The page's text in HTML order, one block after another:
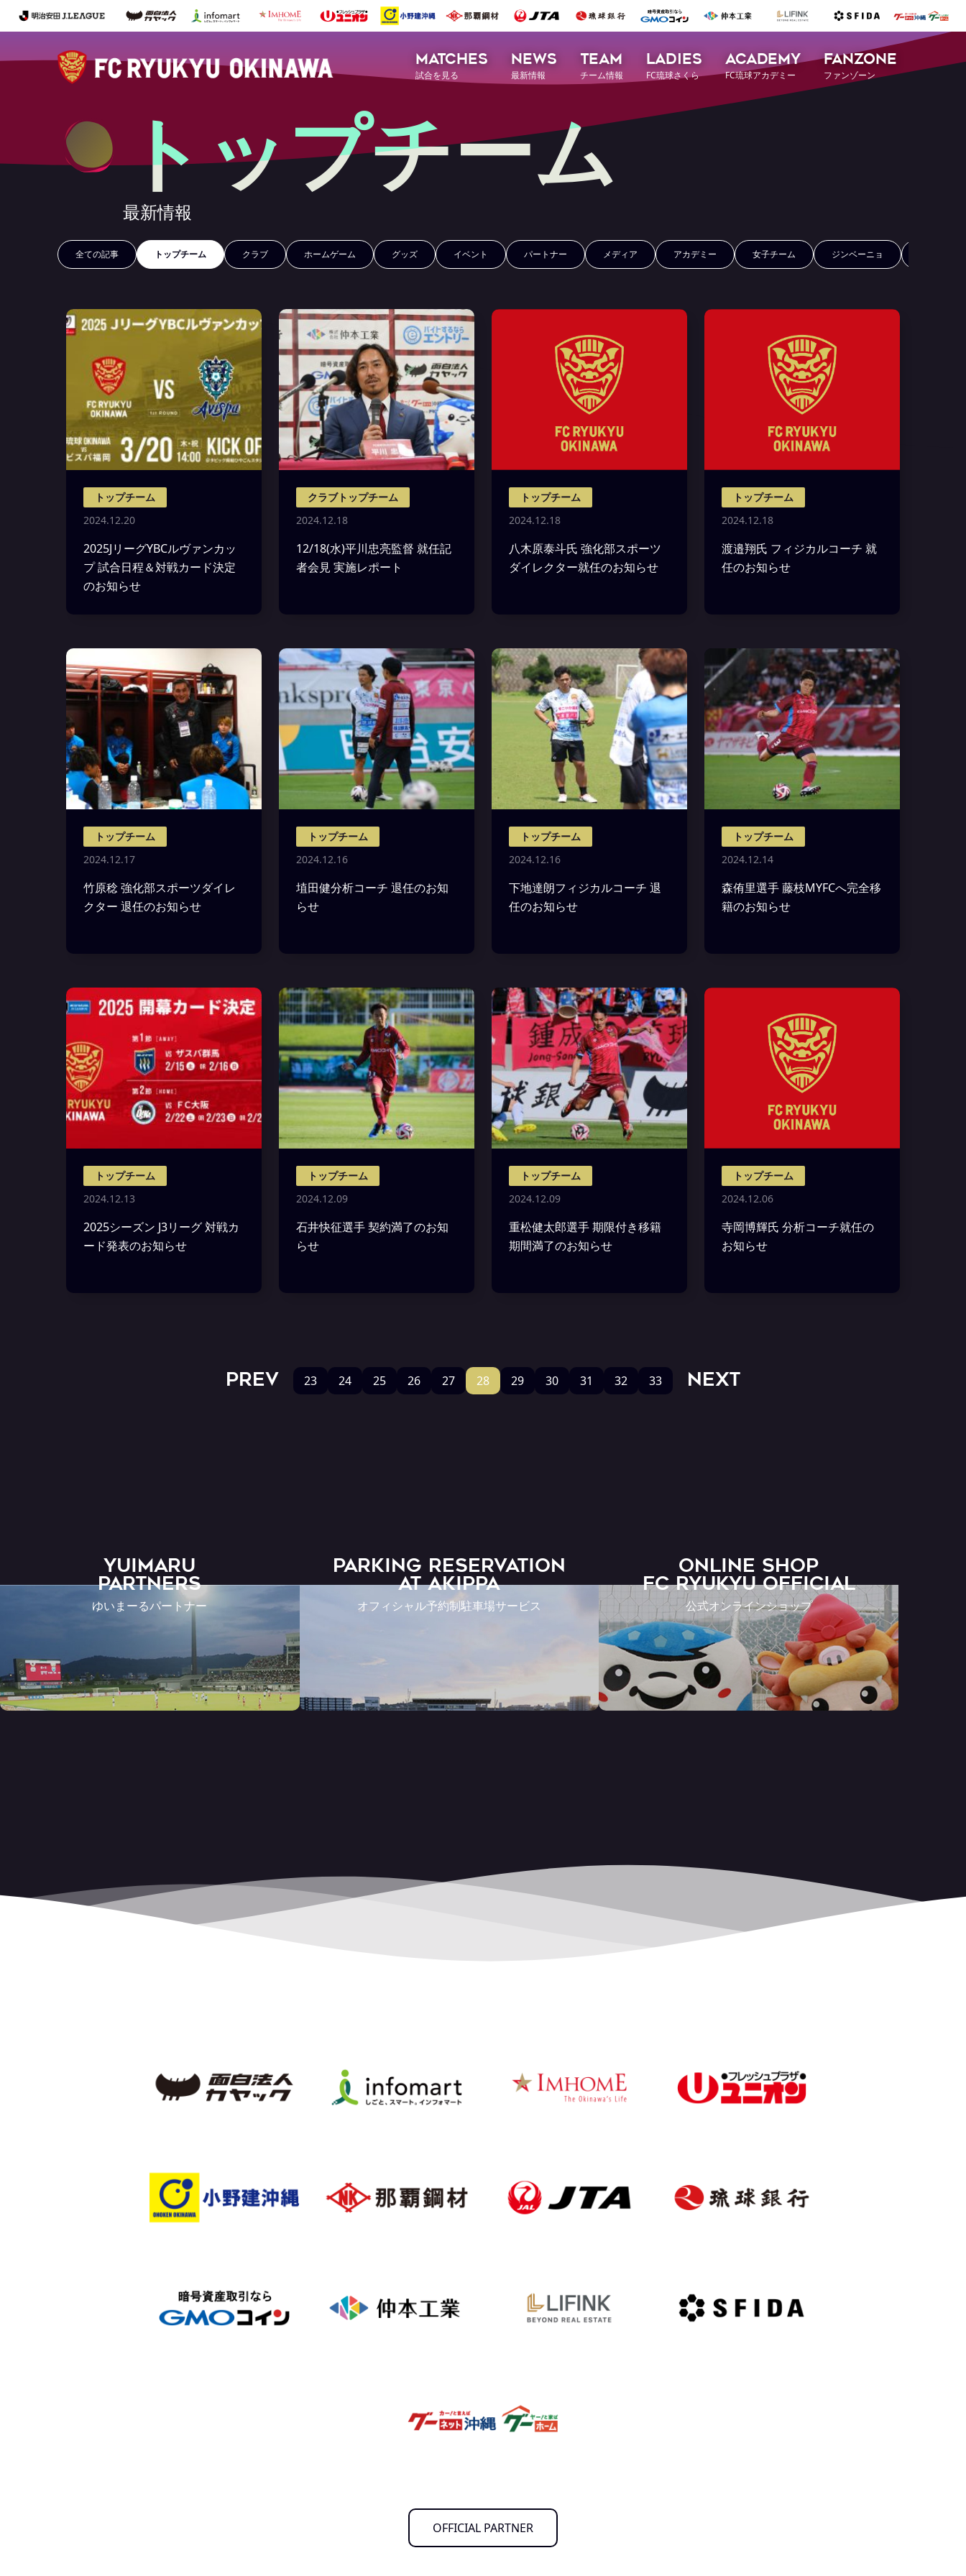
MATCHES
試合を見る
NEWS
最新情報
TEAM
チーム情報
LADIES
FC琉球さくら
ACADEMY
FC琉球アカデミー
FANZONE
ファンゾーン
トップチーム
最新情報
全ての記事 トップチーム クラブ ホームゲーム グッズ イベント パートナー メディア アカデミー 女子チーム ジンベーニョ
トップチーム
2024.12.20
2025JリーグYBCルヴァンカッ
プ 試合日程＆対戦カード決定
のお知らせ
クラブトップチーム
2024.12.18
12/18(水)平川忠亮監督 就任記
者会見 実施レポート
トップチーム
2024.12.18
八木原泰斗氏 強化部スポーツ
ダイレクター就任のお知らせ
トップチーム
2024.12.18
渡邉翔氏 フィジカルコーチ 就
任のお知らせ
トップチーム
2024.12.17
竹原稔 強化部スポーツダイレ
クター 退任のお知らせ
トップチーム
2024.12.16
埴田健分析コーチ 退任のお知
らせ
トップチーム
2024.12.16
下地達朗フィジカルコーチ 退
任のお知らせ
トップチーム
2024.12.14
森侑里選手 藤枝MYFCへ完全移
籍のお知らせ
トップチーム
2024.12.13
2025シーズン J3リーグ 対戦カ
ード発表のお知らせ
トップチーム
2024.12.09
石井快征選手 契約満了のお知
らせ
トップチーム
2024.12.09
重松健太郎選手 期限付き移籍
期間満了のお知らせ
トップチーム
2024.12.06
寺岡博輝氏 分析コーチ就任の
お知らせ
PREV 23 24 25 26 27 28 29 30 31 32 33 NEXT
YUIMARU
Partners
ゆいまーるパートナー
PARKING RESERVATION
AT Akippa
オフィシャル予約制駐車場サービス
ONLINE SHOP
FC RYUKYU OFFICIAL
公式オンラインショップ
OFFICIAL PARTNER